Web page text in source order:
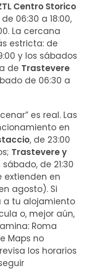
Centro Storico
06:30 a 18:00,
La cercana
estricta: de
y los sábados
de Trastevere
de 06:30 a
es real. Las
en
, de 23:00
Trastevere y
de 21:30
extienden en
agosto). Si
a tu alojamiento
o, mejor aún,
Roma
Maps no
los horarios